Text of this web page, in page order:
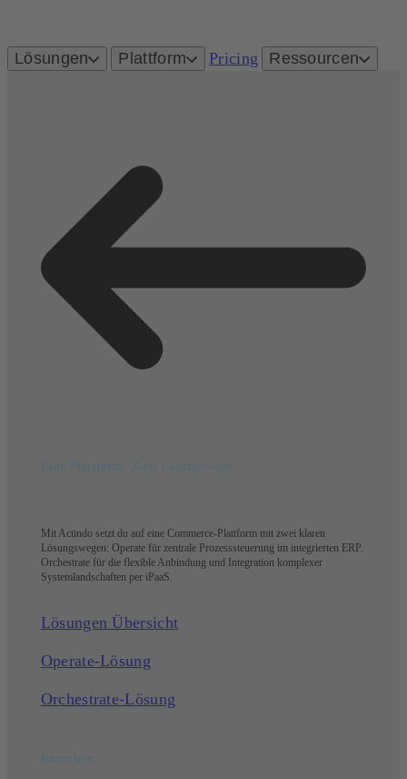
Lösungen Plattform Pricing Ressourcen
Mit Actindo setzt du auf eine Commerce-Plattform mit zwei klaren
Lösungswegen: Operate für zentrale Prozesssteuerung im integrierten ERP.
Orchestrate für die flexible Anbindung und Integration komplexer
Systemlandschaften per iPaaS.
Lösungen Übersicht
Operate-Lösung
Orchestrate-Lösung